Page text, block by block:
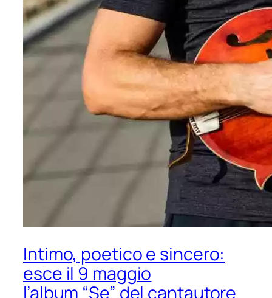
Intimo, poetico e sincero:
esce il 9 maggio
l’album “Se” del cantautore